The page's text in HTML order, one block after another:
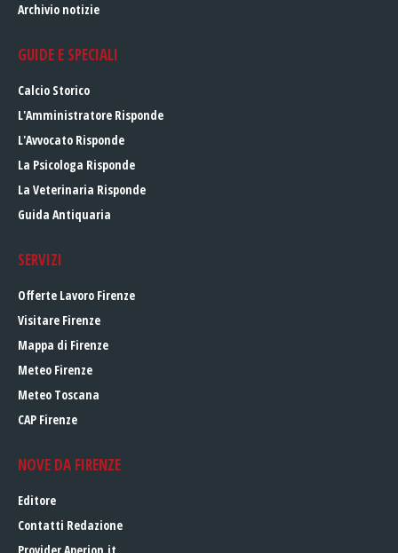
Archivio notizie
GUIDE E SPECIALI
Calcio Storico
L'Amministratore Risponde
L'Avvocato Risponde
La Psicologa Risponde
La Veterinaria Risponde
Guida Antiquaria
SERVIZI
Offerte Lavoro Firenze
Visitare Firenze
Mappa di Firenze
Meteo Firenze
Meteo Toscana
CAP Firenze
NOVE DA FIRENZE
Editore
Contatti Redazione